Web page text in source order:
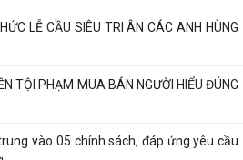
LỄ CẦU SIÊU TRI ÂN CÁC ANH HÙNG
TỘI PHẠM MUA BÁN NGƯỜI HIỂU ĐÚNG
vào 05 chính sách, đáp ứng yêu cầu